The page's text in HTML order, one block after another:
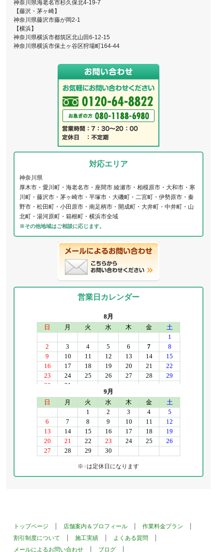
神奈川県海老名市杉久保北4-19-7
【藤沢・茅ヶ崎】
神奈川県藤沢市藤が岡2-1
【横浜】
神奈川県横浜市都筑区北山田6-12-15
神奈川県横浜市保土ヶ谷区狩場町164-44
対応エリア
神奈川県
厚木市・愛川町・海老名市・座間市 綾瀬市・相模原市・大和市・寒
川町・藤沢市・茅ヶ崎市・平塚市・大磯町・二宮町・伊勢原市・秦
野市・松田町・小田原市・南足柄市・開成町・大井町・中井町・山
北町・湯河原町・箱根町・横浜市全域
※その他地域はご相談に応じます。
営業日カレンダー
※■は定休日になります
トップページ 店舗案内＆プロフィール
作業料金プラン
割引制度について
施工実績
よくある質問
メールによるお問い合わせ
ブログ